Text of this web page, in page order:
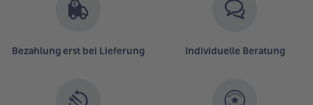
Bezahlung erst bei Lieferung Individuelle Beratung